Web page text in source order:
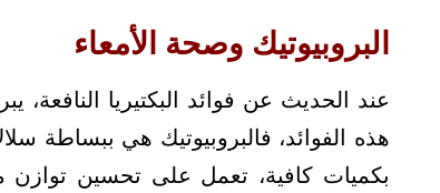
البروبيوتيك وصحة الأمعاء
عند الحديث عن فوائد البكتيريا النافعة،
هذه الفوائد، فالبروبيوتيك هي ببساطة
بكميات كافية، تعمل على تحسين توازن